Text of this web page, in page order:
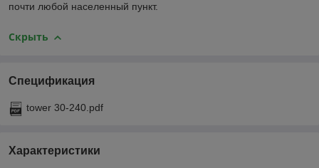
почти любой населенный пункт.
Скрыть
Спецификация
tower 30-240.pdf
Характеристики